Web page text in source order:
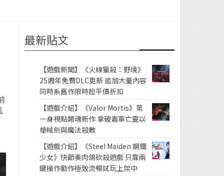
最新貼文
【遊戲新聞】《火線獵殺：野境》
25週年免費DLC更新 追加大量內容
同時系舊作限時超平價折扣
【遊戲介紹】《Valor Mortis》第
一身視點類魂新作 拿破崙軍亡靈以
槍械劍與魔法殺敵
【遊戲介紹】《Steel Maiden 鋼鐵
少女》快節奏肉鴿砍殺遊戲 只靠兩
鍵操作動作極致流暢試玩上架中